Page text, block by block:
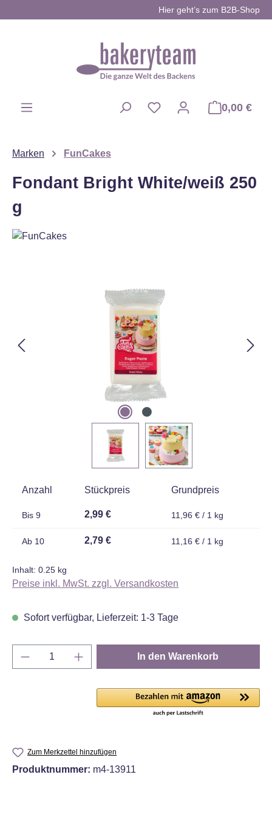
Hier geht’s zum B2B-Shop
0,00 €
Marken FunCakes
Fondant Bright White/weiß 250
g
Anzahl Stückpreis Grundpreis
Bis 9 2,99 € 11,96 € / 1 kg
Ab 10 2,79 € 11,16 € / 1 kg
Inhalt: 0.25 kg
Preise inkl. MwSt. zzgl. Versandkosten
Sofort verfügbar, Lieferzeit: 1-3 Tage
Produkt Anzahl: Gib den gewünschten
In den Warenkorb
Zum Merkzettel hinzufügen
Produktnummer: m4-13911